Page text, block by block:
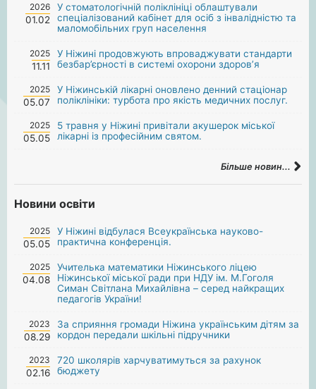
2026
01.02
У стоматологічній поліклініці облаштували
спеціалізований кабінет для осіб з інвалідністю та
маломобільних груп населення
2025
11.11
У Ніжині продовжують впроваджувати стандарти
безбар’єрності в системі охорони здоров’я
2025
05.07
У Ніжинській лікарні оновлено денний стаціонар
поліклініки: турбота про якість медичних послуг.
2025
05.05
5 травня у Ніжині привітали акушерок міської
лікарні із професійним святом.
Більше новин...
Новини освіти
2025
05.05
У Ніжині відбулася Всеукраїнська науково-
практична конференція.
2025
04.08
Учителька математики Ніжинського ліцею
Ніжинської міської ради при НДУ ім. М.Гоголя
Симан Світлана Михайлівна – серед найкращих
педагогів України!
2023
08.29
За сприяння громади Ніжина українським дітям за
кордон передали шкільні підручники
2023
02.16
720 школярів харчуватимуться за рахунок
бюджету